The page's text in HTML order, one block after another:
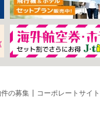
の募集 コーポレートサイト